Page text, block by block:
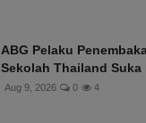
ABG Pelaku
Sekolah Thailand Suka
Aug 9, 2026 0 4